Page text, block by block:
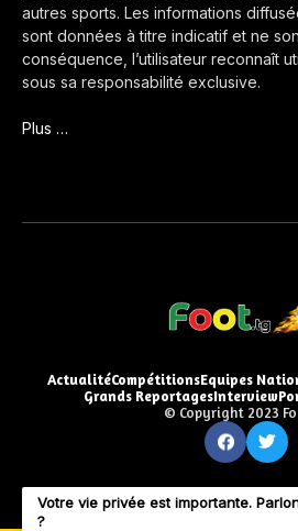
autres sports. Les informations
sont données à titre indicatif et ne
conséquence, l’utilisateur reconnaît
sous sa responsabilité exclusive.
Plus …
ActualitéCompétitionsEquipes
Grands ReportagesInterview
© Copyright 2023
Votre vie privée est importante.
?